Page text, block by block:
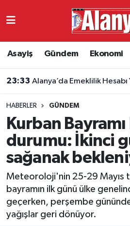
Asayiş Gündem Ekonomi
23:33 Alanya’da Emeklilik Hesabı
HABERLER GÜNDEM
Kurban
durumu: İkinci
sağanak
Meteoroloji'nin 25-29 Mayıs
bayramın ilk günü ülke
geçerken, perşembe
yağışlar geri dönüyor.
Ekonomi
Resmi İlanlar
Alanyaspor
Turizm
E-Gazete
Antalya Namaz Vakitleri
Süper Lig Puan Durumu ve
Tüm Manşetler
Son Dakika Haberleri
Haber Arşivi